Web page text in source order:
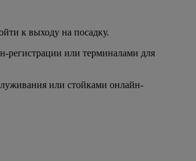
к выходу на посадку.
регистрации или терминалами для
или стойками онлайн-